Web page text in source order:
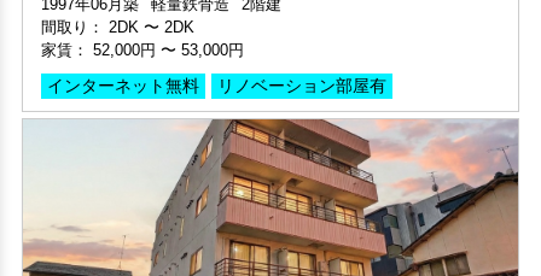
360°案内 動画案内
家賃1ヶ月無料 敷金・礼金ゼロ 360°案内
敷金・礼金ゼロ
賃貸マンション GARBO
石川県金沢市泉本町4丁目112番地